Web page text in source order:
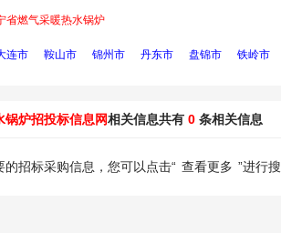
省燃气采暖热水锅炉
连市 鞍山市 锦州市 丹东市 盘锦市 铁岭市
炉招投标信息网相关信息共有 0 条相关信息
招标采购信息，您可以点击“ 查看更多 ”进行